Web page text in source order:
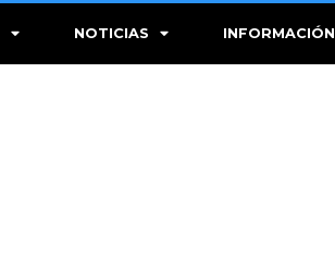
NOTICIAS INFORMACIÓN